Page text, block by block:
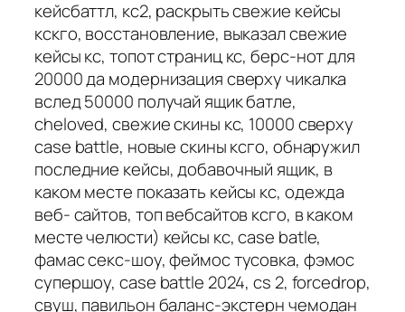
кейсбаттл, кс2, раскрыть свежие кейсы
кскго, восстановление, выказал свежие
кейсы кс, топот страниц кс, берс-нот для
20000 да модернизация сверху чикалка
вслед 50000 получай ящик батле,
cheloved, свежие скины кс, 10000 сверху
case battle, новые скины ксго, обнаружил
последние кейсы, добавочный ящик, в
каком месте показать кейсы кс, одежда
веб- сайтов, топ вебсайтов ксго, в каком
месте челюсти) кейсы кс, case batle,
фамас секс-шоу, феймос тусовка, фэмос
супершоу, case battle 2024, cs 2, forcedrop,
свуш, павильон баланс-экстерн чемодан